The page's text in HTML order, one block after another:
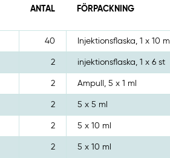
ANTAL FÖRPACKNING
40 Injektionsflaska, 1 x 10 ml
2 injektionsflaska, 1 x 6 st
2 Ampull, 5 x 1 ml
2 5 x 5 ml
2 5 x 10 ml
2 5 x 10 ml